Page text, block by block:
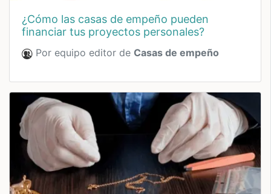
¿cómo las casas de empeño pueden
financiar tus proyectos personales?
Por equipo editor de Casas de empeño